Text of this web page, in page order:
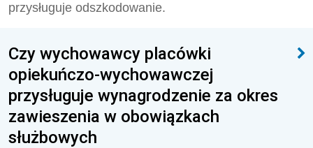
przysługuje odszkodowanie.
Czy wychowawcy placówki
opiekuńczo-wychowawczej
przysługuje wynagrodzenie za okres
zawieszenia w obowiązkach
służbowych